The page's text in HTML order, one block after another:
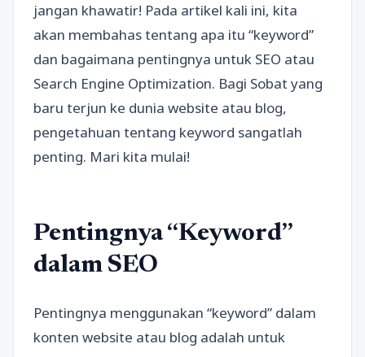
jangan khawatir! Pada artikel kali ini, kita
akan membahas tentang apa itu “keyword”
dan bagaimana pentingnya untuk SEO atau
Search Engine Optimization. Bagi Sobat yang
baru terjun ke dunia website atau blog,
pengetahuan tentang keyword sangatlah
penting. Mari kita mulai!
Pentingnya “Keyword”
dalam SEO
Pentingnya menggunakan “keyword” dalam
konten website atau blog adalah untuk